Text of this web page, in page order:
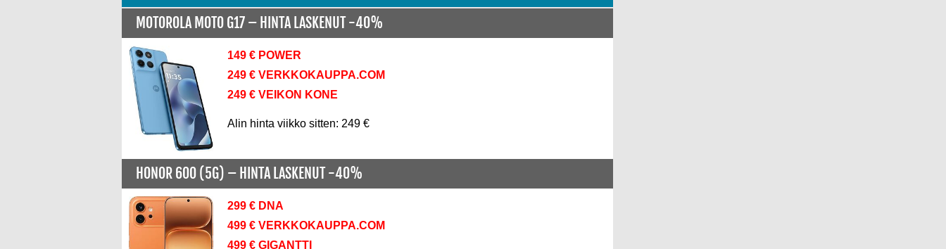
MOTOROLA MOTO G17 – HINTA LASKENUT -40%
149 € POWER
249 € VERKKOKAUPPA.COM
249 € VEIKON KONE
Alin hinta viikko sitten: 249 €
HONOR 600 (5G) – HINTA LASKENUT -40%
299 € DNA
499 € VERKKOKAUPPA.COM
499 € GIGANTTI